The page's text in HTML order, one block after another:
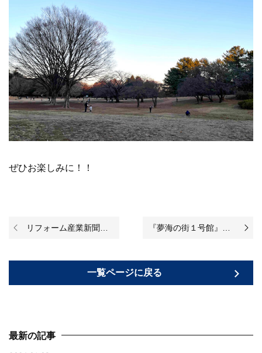
ぜひお楽しみに！！
リフォーム産業新聞に弊社代表が掲載されました。
一覧ページに戻る
『夢海の街１号館』のリノベーションが完成いたしました！
最新の記事